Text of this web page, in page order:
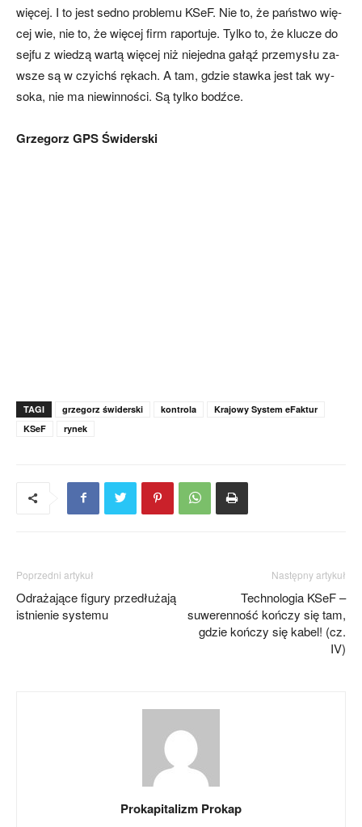
wię­cej. I to je­st sed­no pro­ble­mu KSeF. Nie to, że pań­stwo wię­
cej wie, nie to, że wię­cej firm ra­por­tu­je. Tyl­ko to, że klu­cze do
sej­fu z wie­dzą war­tą wię­cej niż nie­jed­na ga­łąź prze­my­słu za­
wsze są w czy­ichś rę­ka­ch. A tam, gdzie staw­ka je­st tak wy­
so­ka, nie ma nie­win­no­ści. Są tyl­ko bodź­ce.
Grzegorz GPS Świderski
TAGI grzegorz świderski kontrola
Krajowy System eFaktur
KSeF
rynek
Poprzedni artykuł
Odrażające figury przedłużają
istnienie systemu
Następny artykuł
Technologia KSeF –
suwerenność kończy się tam,
gdzie kończy się kabel! (cz.
IV)
Prokapitalizm Prokap